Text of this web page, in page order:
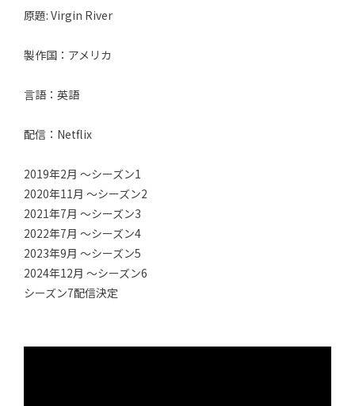
原題: Virgin River
製作国：アメリカ
言語：英語
配信：Netflix
2019年2月 〜シーズン1
2020年11月 〜シーズン2
2021年7月 〜シーズン3
2022年7月 〜シーズン4
2023年9月 〜シーズン5
2024年12月 〜シーズン6
シーズン7配信決定